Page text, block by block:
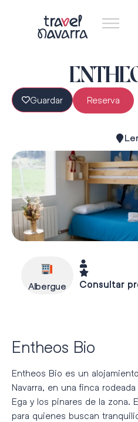
Guardar Reserva
Albergue Consultar
Entheos Bio
Entheos Bio es un
Navarra, en una finca
Ega y los pinares de la zona.
para quienes buscan